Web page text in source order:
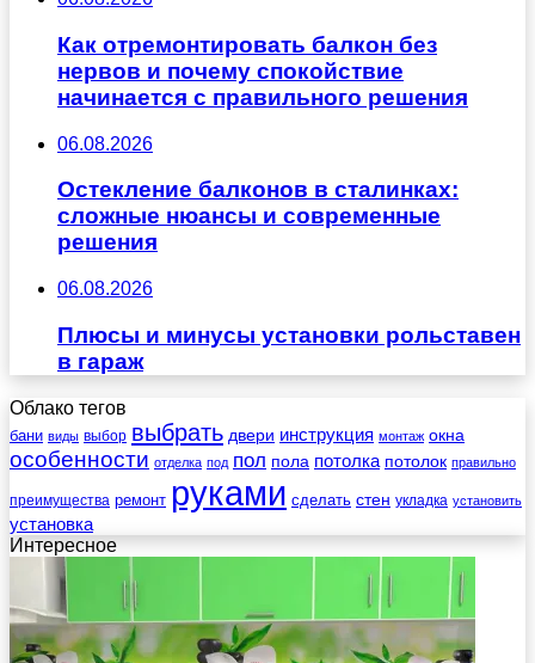
Как отремонтировать балкон без
нервов и почему спокойствие
начинается с правильного решения
06.08.2026
Остекление балконов в сталинках:
сложные нюансы и современные
решения
06.08.2026
Плюсы и минусы установки рольставен
в гараж
Облако тегов
бани виды выбор выбрать двери инструкция монтаж окна
особенности отделка под пол пола потолка потолок правильно
преимущества ремонт руками сделать стен укладка установить
установка
Интересное